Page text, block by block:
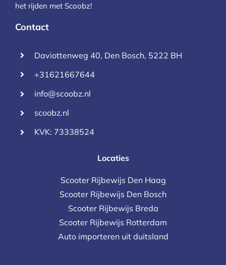
het rijden met Scoobz!
Contact
Daviottenweg 40, Den Bosch, 5222 BH
+31621667644
info@scoobz.nl
scoobz.nl
KVK: 73338524
Locaties
Scooter Rijbewijs Den Haag
Scooter Rijbewijs Den Bosch
Scooter Rijbewijs Breda
Scooter Rijbewijs Rotterdam
Auto importeren uit duitsland